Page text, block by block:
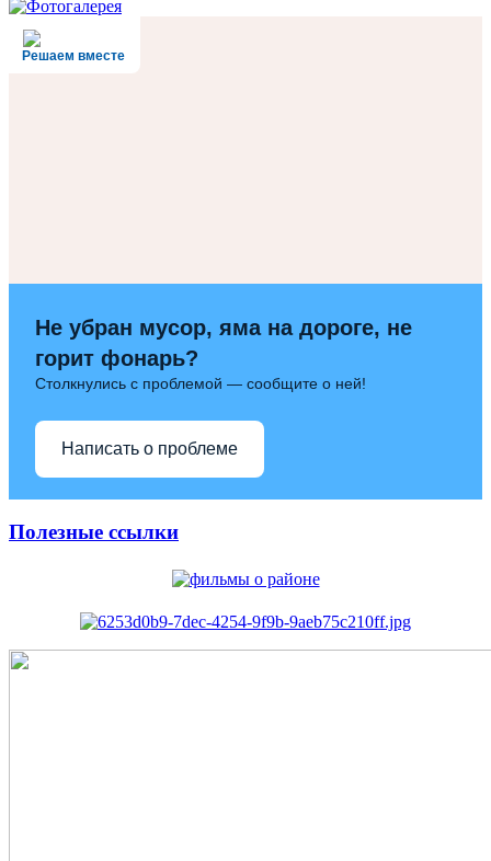
Решаем вместе
Не убран мусор, яма на дороге, не
горит фонарь?
Столкнулись с проблемой — сообщите о ней!
Написать о проблеме
Полезные ссылки